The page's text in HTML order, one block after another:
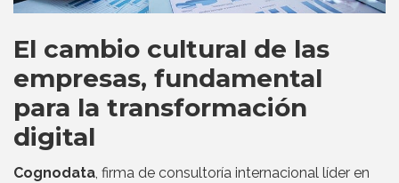
El cambio cultural de las
empresas, fundamental
para la transformación
digital
Cognodata, firma de consultoría internacional líder en